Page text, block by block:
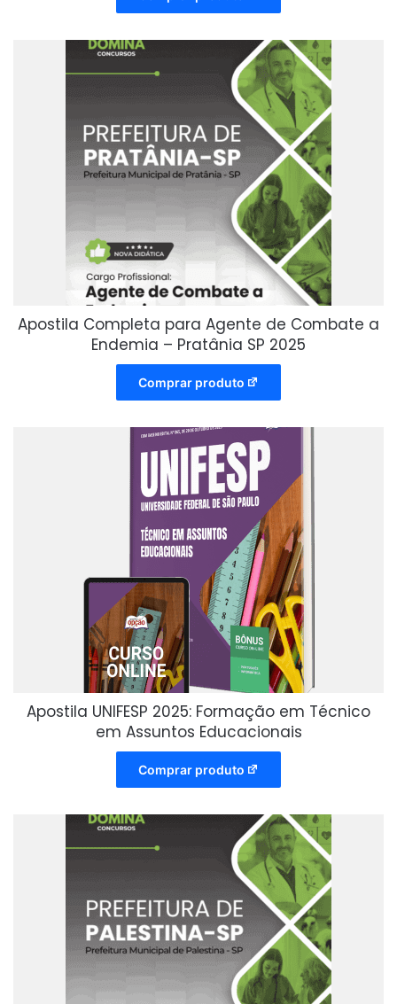
Apostila Completa para Agente de Combate a
Endemia – Pratânia SP 2025
Comprar produto
Apostila UNIFESP 2025: Formação em Técnico
em Assuntos Educacionais
Comprar produto